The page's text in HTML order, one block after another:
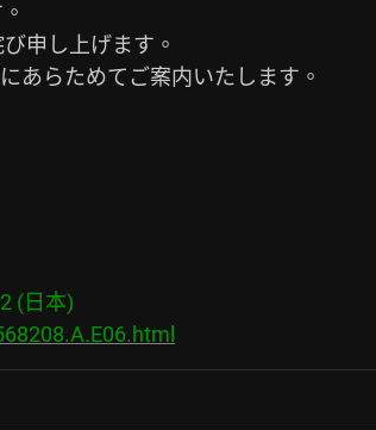
申し上げます。
あらためてご案内いたします。
(日本)